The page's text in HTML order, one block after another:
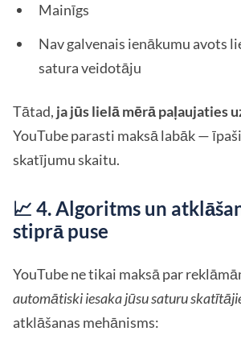
Mainīgs
Nav galvenais ienākumu avots
satura veidotāju
Tātad, ja jūs lielā mērā paļaujaties
YouTube parasti maksā labāk —
skatījumu skaitu.
📈 4. Algoritms un
stiprā puse
YouTube ne tikai maksā par
automātiski iesaka jūsu saturu
atklāšanas mehānisms: